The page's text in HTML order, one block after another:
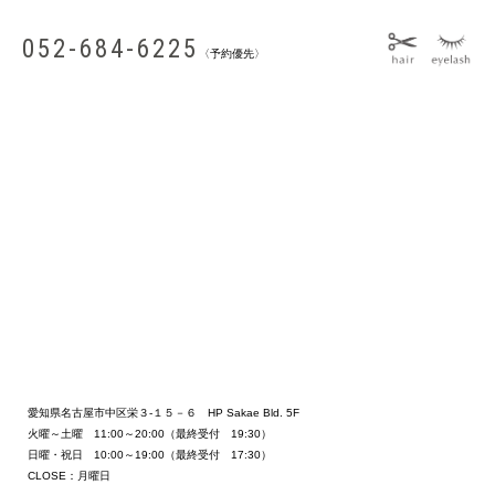
052-684-6225 〈予約優先〉
愛知県名古屋市中区栄３-１５－６ HP Sakae Bld. 5F
火曜～土曜 11:00～20:00（最終受付 19:30）
日曜・祝日 10:00～19:00（最終受付 17:30）
CLOSE：月曜日